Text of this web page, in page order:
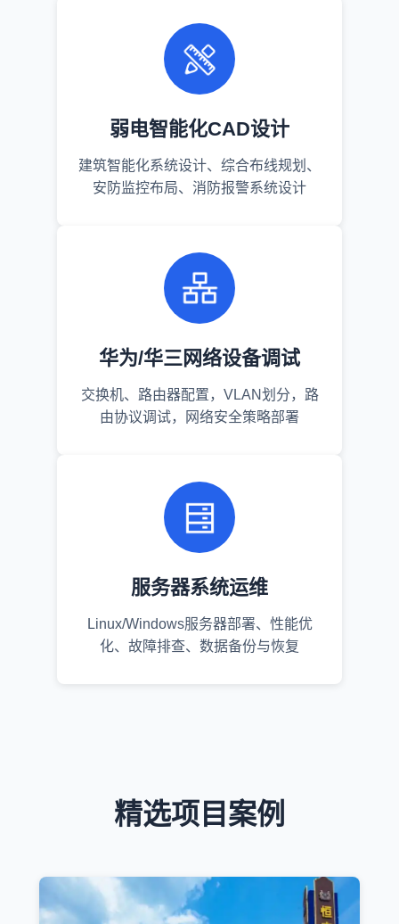
弱电智能化CAD设计
建筑智能化系统设计、综合布线规划、
安防监控布局、消防报警系统设计
华为/华三网络设备调试
交换机、路由器配置，VLAN划分，路
由协议调试，网络安全策略部署
服务器系统运维
Linux/Windows服务器部署、性能优
化、故障排查、数据备份与恢复
精选项目案例